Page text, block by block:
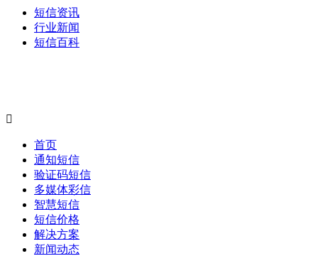
短信资讯
行业新闻
短信百科

首页
通知短信
验证码短信
多媒体彩信
智慧短信
短信价格
解决方案
新闻动态